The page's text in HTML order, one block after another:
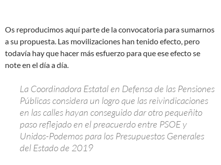
Os reproducimos aquí parte de la convocatoria para sumarnos
a su propuesta. Las movilizaciones han tenido efecto, pero
todavía hay que hacer más esfuerzo para que ese efecto se
note en el día a día.
La Coordinadora Estatal en Defensa de las Pensiones
Públicas considera un logro que las reivindicaciones
en las calles hayan conseguido dar otro pequeñito
paso reflejado en el preacuerdo entre PSOE y
Unidos-Podemos para los Presupuestos Generales
del Estado de 2019